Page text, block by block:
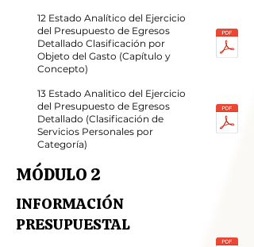
12 Estado Analítico del Ejercicio
del Presupuesto de Egresos
Detallado Clasificación por
Objeto del Gasto (Capítulo y
Concepto)
13 Estado Analitico del Ejercicio
del Presupuesto de Egresos
Detallado (Clasificación de
Servicios Personales por
Categoría)
MÓDULO 2
INFORMACIÓN
PRESUPUESTAL